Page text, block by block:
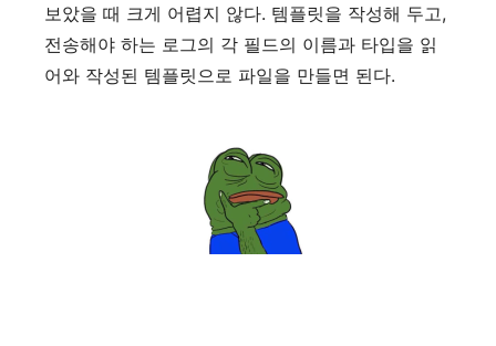
보았을 때 크게 어렵지 않다. 템플릿을 작성해 두고,
전송해야 하는 로그의 각 필드의 이름과 타입을 읽
어와 작성된 템플릿으로 파일을 만들면 된다.